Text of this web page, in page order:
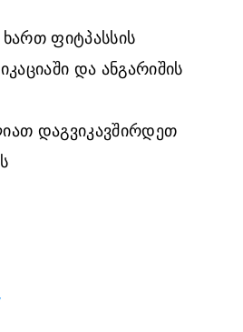
ხართ ფიტპასსის
და ანგარიშის
დაგვიკავშირდეთ